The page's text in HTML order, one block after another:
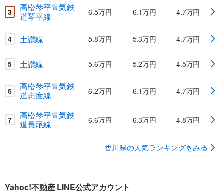
3
高松琴平電気鉄
道琴平線
6.5万円 6.1万円 4.7万円
4 土讃線 5.8万円 5.3万円 4.7万円
5 土讃線 5.6万円 5.2万円 4.5万円
6
高松琴平電気鉄
道志度線
6.2万円 6.1万円 4.7万円
7
高松琴平電気鉄
道長尾線
6.6万円 6.3万円 4.8万円
香川県の人気ランキングをみる
Yahoo!不動産 LINE公式アカウント